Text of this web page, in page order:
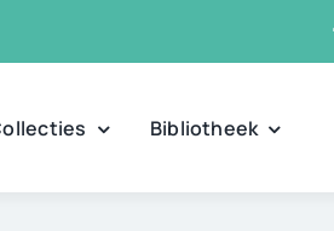
Bibliotheek